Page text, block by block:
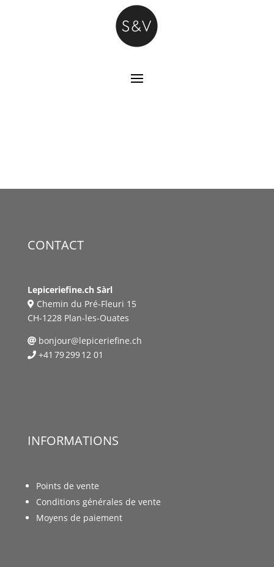
CONTACT
Lepiceriefine.ch Sàrl
Chemin du Pré-Fleuri 15
CH-1228 Plan-les-Ouates
bonjour@lepiceriefine.ch
+41 79 299 12 01
INFORMATIONS
Points de vente
Conditions générales de vente
Moyens de paiement